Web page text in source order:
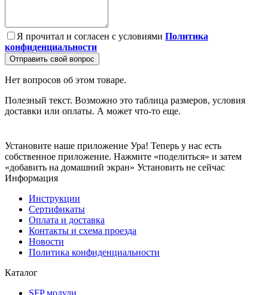
Я прочитал и согласен с условиями Политика
конфиденциальности
Отправить свой вопрос
Нет вопросов об этом товаре.
Полезный текст. Возможно это таблица размеров, условия
доставки или оплаты. А может что-то еще.
Установите наше приложение Ура! Теперь у нас есть
собственное приложение. Нажмите «поделиться» и затем
«добавить на домашний экран» Установить не сейчас
Информация
Инструкции
Сертификаты
Оплата и доставка
Контакты и схема проезда
Новости
Политика конфиденциальности
Каталог
SFP модули